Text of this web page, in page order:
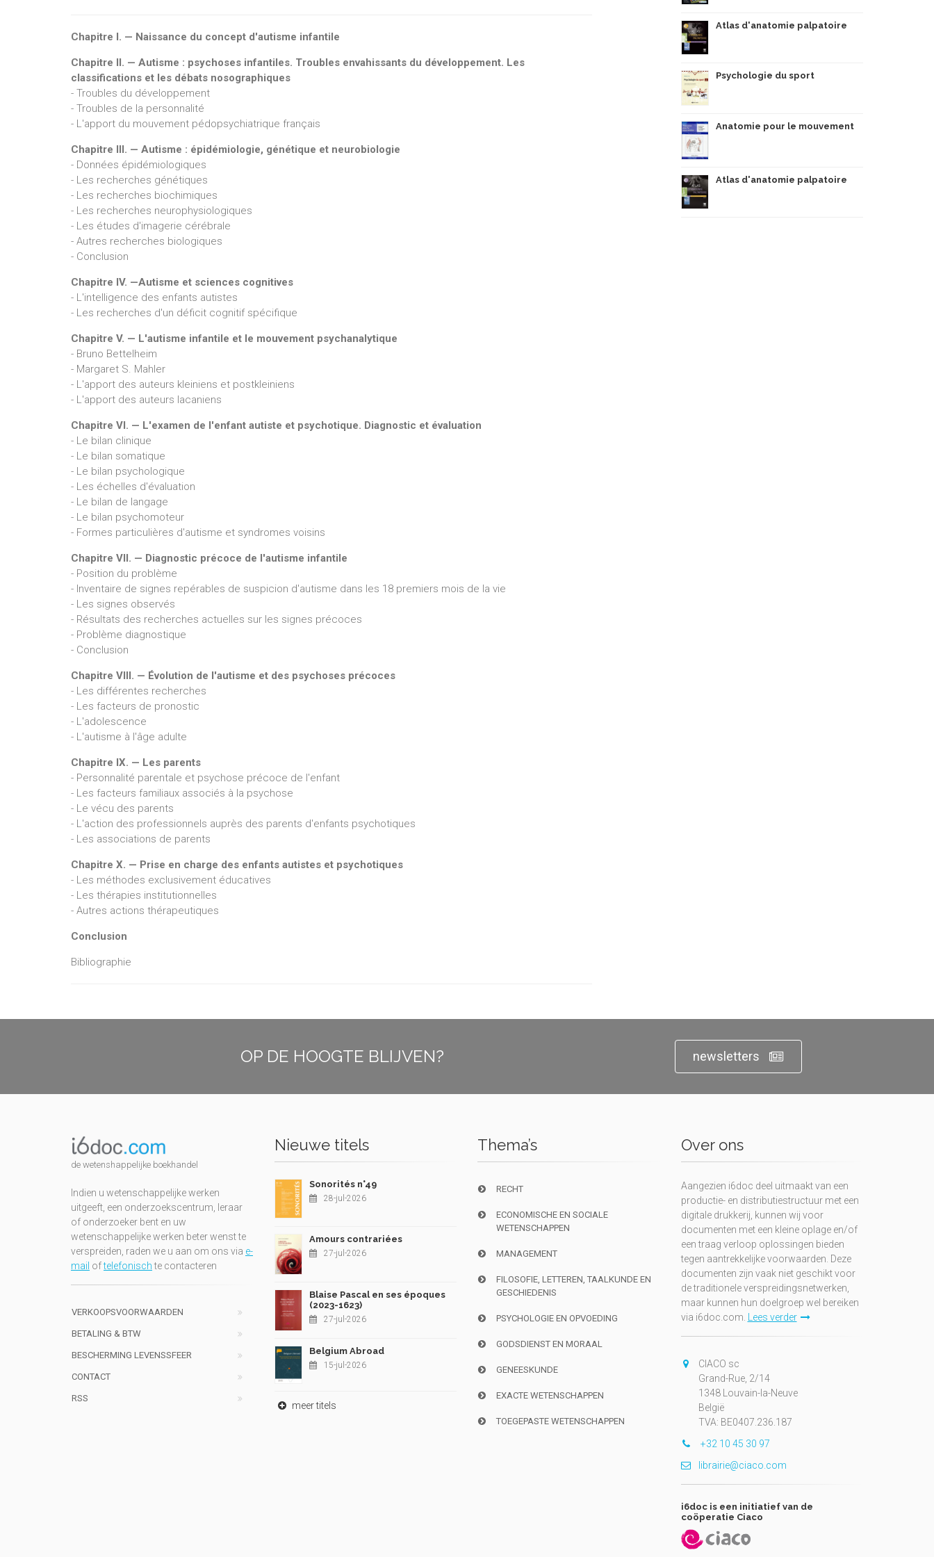
Chapitre I. — Naissance du concept d'autisme infantile
Chapitre II. — Autisme : psychoses infantiles. Troubles envahissants du développement. Les
classifications et les débats nosographiques
- Troubles du développement
- Troubles de la personnalité
- L'apport du mouvement pédopsychiatrique français
Chapitre III. — Autisme : épidémiologie, génétique et neurobiologie
- Données épidémiologiques
- Les recherches génétiques
- Les recherches biochimiques
- Les recherches neurophysiologiques
- Les études d'imagerie cérébrale
- Autres recherches biologiques
- Conclusion
Chapitre IV. —Autisme et sciences cognitives
- L'intelligence des enfants autistes
- Les recherches d'un déficit cognitif spécifique
Chapitre V. — L'autisme infantile et le mouvement psychanalytique
- Bruno Bettelheim
- Margaret S. Mahler
- L'apport des auteurs kleiniens et postkleiniens
- L'apport des auteurs lacaniens
Chapitre VI. — L'examen de l'enfant autiste et psychotique. Diagnostic et évaluation
- Le bilan clinique
- Le bilan somatique
- Le bilan psychologique
- Les échelles d'évaluation
- Le bilan de langage
- Le bilan psychomoteur
- Formes particulières d'autisme et syndromes voisins
Chapitre VII. — Diagnostic précoce de l'autisme infantile
- Position du problème
- Inventaire de signes repérables de suspicion d'autisme dans les 18 premiers mois de la vie
- Les signes observés
- Résultats des recherches actuelles sur les signes précoces
- Problème diagnostique
- Conclusion
Chapitre VIII. — Évolution de l'autisme et des psychoses précoces
- Les différentes recherches
- Les facteurs de pronostic
- L'adolescence
- L'autisme à l'âge adulte
Chapitre IX. — Les parents
- Personnalité parentale et psychose précoce de l'enfant
- Les facteurs familiaux associés à la psychose
- Le vécu des parents
- L'action des professionnels auprès des parents d'enfants psychotiques
- Les associations de parents
Chapitre X. — Prise en charge des enfants autistes et psychotiques
- Les méthodes exclusivement éducatives
- Les thérapies institutionnelles
- Autres actions thérapeutiques
Conclusion
Bibliographie
Atlas d'anatomie palpatoire
Psychologie du sport
Anatomie pour le mouvement
Atlas d'anatomie palpatoire
OP DE HOOGTE BLIJVEN? newsletters
de wetenshappelijke boekhandel
Indien u wetenschappelijke werken
uitgeeft, een onderzoekscentrum, leraar
of onderzoeker bent en uw
wetenschappelijke werken beter wenst te
verspreiden, raden we u aan om ons via e-
mail oftelefonischte contacteren
VERKOOPSVOORWAARDEN
BETALING & BTW
BESCHERMING LEVENSSFEER
CONTACT
RSS
Nieuwe titels
Sonorités n°49
28-jul-2026
Amours contrariées
27-jul-2026
Blaise Pascal en ses époques
(2023-1623)
27-jul-2026
Belgium Abroad
15-jul-2026
meer titels
Thema’s
RECHT
ECONOMISCHE EN SOCIALE
WETENSCHAPPEN
MANAGEMENT
FILOSOFIE, LETTEREN, TAALKUNDE EN
GESCHIEDENIS
PSYCHOLOGIE EN OPVOEDING
GODSDIENST EN MORAAL
GENEESKUNDE
EXACTE WETENSCHAPPEN
TOEGEPASTE WETENSCHAPPEN
Over ons
Aangezien i6doc deel uitmaakt van een
productie- en distributiestructuur met een
digitale drukkerij, kunnen wij voor
documenten met een kleine oplage en/of
een traag verloop oplossingen bieden
tegen aantrekkelijke voorwaarden. Deze
documenten zijn vaak niet geschikt voor
de traditionele verspreidingsnetwerken,
maar kunnen hun doelgroep wel bereiken
via i6doc.com. Lees verder
CIACO sc
Grand-Rue, 2/14
1348 Louvain-la-Neuve
België
TVA: BE0407.236.187
+32 10 45 30 97
librairie@ciaco.com
i6doc is een initiatief van de
coöperatie Ciaco